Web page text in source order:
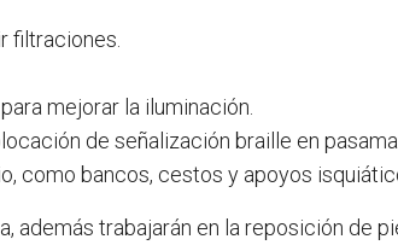
filtraciones.
mejorar la iluminación.
de señalización braille en
como bancos, cestos y apoyos
además trabajarán en la reposición de